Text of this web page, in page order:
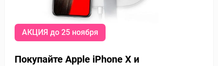
АКЦИЯ до 25 ноября
Покупайте Apple iPhone X и